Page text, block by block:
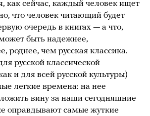
как сейчас, каждый человек ищет
что человек читающий будет
очередь в книгах — а что,
быть надежнее,
роднее, чем русская классика.
русской классической
и для всей русской культуры)
легкие времена: на нее
вину за наши сегодняшние
оправдывают самые жуткие